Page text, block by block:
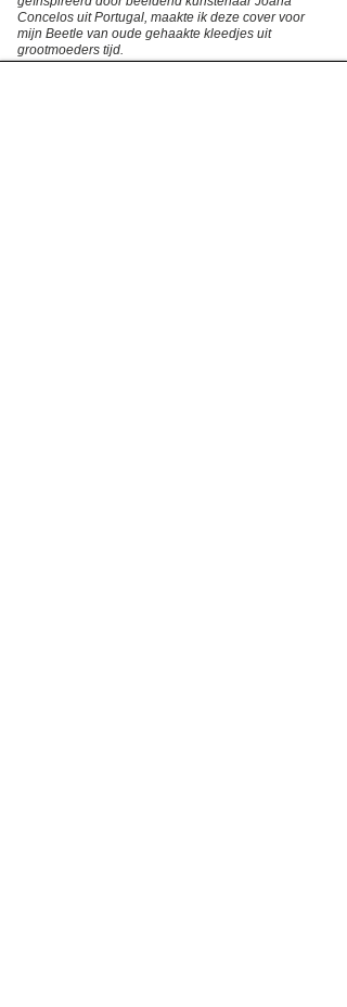
Concelos uit Portugal, maakte ik deze cover voor
mijn Beetle van oude gehaakte kleedjes uit
grootmoeders tijd.